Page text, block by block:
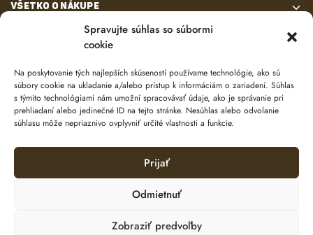
Spravujte súhlas so súbormi
cookie
Na poskytovanie tých najlepších skúseností používame technológie, ako sú
súbory cookie na ukladanie a/alebo prístup k informáciám o zariadení. Súhlas
s týmito technológiami nám umožní spracovávať údaje, ako je správanie pri
prehliadaní alebo jedinečné ID na tejto stránke. Nesúhlas alebo odvolanie
súhlasu môže nepriaznivo ovplyvniť určité vlastnosti a funkcie.
Prijať
Odmietnuť
Zobraziť predvoľby
VŠETKO O NÁKUPE
© 2024 e-shop od
Ochrana osobných údajov